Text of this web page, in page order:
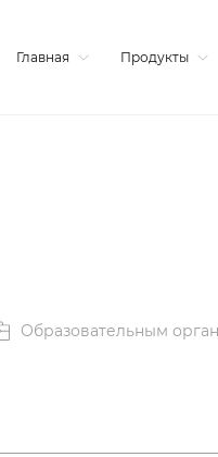
Главная Продукты
Образовательным